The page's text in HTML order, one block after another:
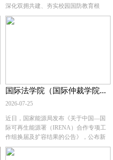
深化双拥共建、夯实校园国防教育根
基，7月30日下午，党委学工部（武装
部）部长蒋国纲一行前往雁塔区人民武
深入交流。蒋国纲代表学校对雁塔区人
以诚挚感谢。李刚也对我校输送高素质
优秀兵员、开展双拥和国防教育工作成
效给予充分肯定和感谢。 交流座谈后，
学校向雁塔区人民武装部赠送了双拥牌
匾。慰问活动进一步密切了军地联系，
国际法学院（国际仲裁学院）入选中国—国际可再生能源署（IRENA）合作专项工作组
2026-07-25
近日，国家能源局发布《关于中国—国
际可再生能源署（IRENA）合作专项工
作组换届及扩容结果的公告》，公布新
一届组成单位名单。我校国际法学院
（国际仲裁学院）成功入选水电、太阳